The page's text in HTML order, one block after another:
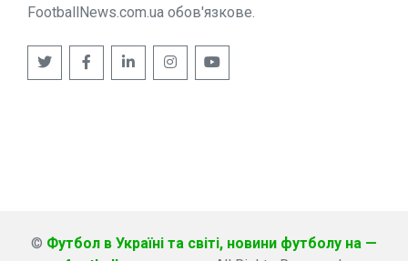
FootballNews.com.ua обов'язкове.
© Футбол в Україні та світі, новини футболу на —